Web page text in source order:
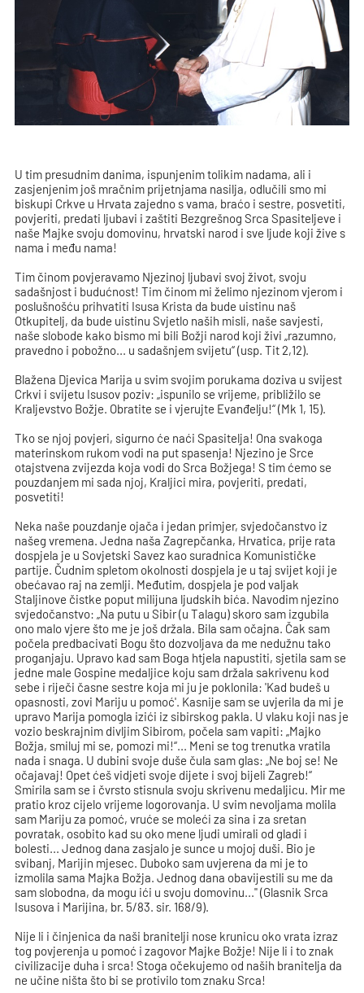
U tim presudnim danima, ispunjenim tolikim nadama, ali i
zasjenjenim još mračnim prijetnjama nasilja, odlučili smo mi
biskupi Crkve u Hrvata zajedno s vama, braćo i sestre, posvetiti,
povjeriti, predati ljubavi i zaštiti Bezgrešnog Srca Spasiteljeve i
naše Majke svoju domovinu, hrvatski narod i sve ljude koji žive s
nama i među nama!
Tim činom povjeravamo Njezinoj ljubavi svoj život, svoju
sadašnjost i budućnost! Tim činom mi želimo njezinom vjerom i
poslušnošću prihvatiti Isusa Krista da bude uistinu naš
Otkupitelj, da bude uistinu Svjetlo naših misli, naše savjesti,
naše slobode kako bismo mi bili Božji narod koji živi „razumno,
pravedno i pobožno... u sadašnjem svijetu“ (usp. Tit 2,12).
Blažena Djevica Marija u svim svojim porukama doziva u svijest
Crkvi i svijetu Isusov poziv: „ispunilo se vrijeme, približilo se
Kraljevstvo Božje. Obratite se i vjerujte Evanđelju!“ (Mk 1, 15).
Tko se njoj povjeri, sigurno će naći Spasitelja! Ona svakoga
materinskom rukom vodi na put spasenja! Njezino je Srce
otajstvena zvijezda koja vodi do Srca Božjega! S tim ćemo se
pouzdanjem mi sada njoj, Kraljici mira, povjeriti, predati,
posvetiti!
Neka naše pouzdanje ojača i jedan primjer, svjedočanstvo iz
našeg vremena. Jedna naša Zagrepčanka, Hrvatica, prije rata
dospjela je u Sovjetski Savez kao suradnica Komunističke
partije. Čudnim spletom okolnosti dospjela je u taj svijet koji je
obećavao raj na zemlji. Međutim, dospjela je pod valjak
Staljinove čistke poput milijuna ljudskih bića. Navodim njezino
svjedočanstvo: „Na putu u Sibir (u Talagu) skoro sam izgubila
ono malo vjere što me je još držala. Bila sam očajna. Čak sam
počela predbacivati Bogu što dozvoljava da me nedužnu tako
proganjaju. Upravo kad sam Boga htjela napustiti, sjetila sam se
jedne male Gospine medaljice koju sam držala sakrivenu kod
sebe i riječi časne sestre koja mi ju je poklonila: 'Kad budeš u
opasnosti, zovi Mariju u pomoć'. Kasnije sam se uvjerila da mi je
upravo Marija pomogla izići iz sibirskog pakla. U vlaku koji nas je
vozio beskrajnim divljim Sibirom, počela sam vapiti: „Majko
Božja, smiluj mi se, pomozi mi!“... Meni se tog trenutka vratila
nada i snaga. U dubini svoje duše čula sam glas: „Ne boj se! Ne
očajavaj! Opet ćeš vidjeti svoje dijete i svoj bijeli Zagreb!“
Smirila sam se i čvrsto stisnula svoju skrivenu medaljicu. Mir me
pratio kroz cijelo vrijeme logorovanja. U svim nevoljama molila
sam Mariju za pomoć, vruće se moleći za sina i za sretan
povratak, osobito kad su oko mene ljudi umirali od gladi i
bolesti... Jednog dana zasjalo je sunce u mojoj duši. Bio je
svibanj, Marijin mjesec. Duboko sam uvjerena da mi je to
izmolila sama Majka Božja. Jednog dana obavijestili su me da
sam slobodna, da mogu ići u svoju domovinu..." (Glasnik Srca
Isusova i Marijina, br. 5/83. sir. 168/9).
Nije li i činjenica da naši branitelji nose krunicu oko vrata izraz
tog povjerenja u pomoć i zagovor Majke Božje! Nije li i to znak
civilizacije duha i srca! Stoga očekujemo od naših branitelja da
ne učine ništa što bi se protivilo tom znaku Srca!